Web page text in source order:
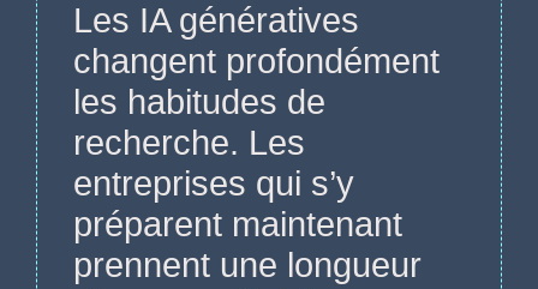
Les IA génératives
changent profondément
les habitudes de
recherche. Les
entreprises qui s’y
préparent maintenant
prennent une longueur